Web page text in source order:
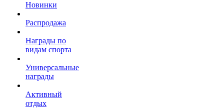
Новинки
Распродажа
Награды по
видам спорта
Универсальные
награды
Активный
отдых